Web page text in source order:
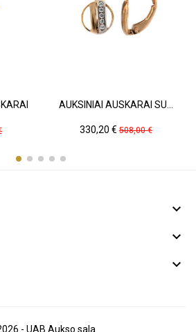
AUKSINIAI AUSKARAI SU...
Kaina
330,20 €Pradinė
508,00 €



- UAB Aukso sala